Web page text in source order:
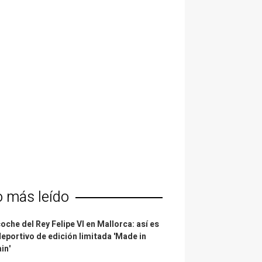
más leído
del Rey Felipe VI en Mallorca: así es
de edición limitada 'Made in